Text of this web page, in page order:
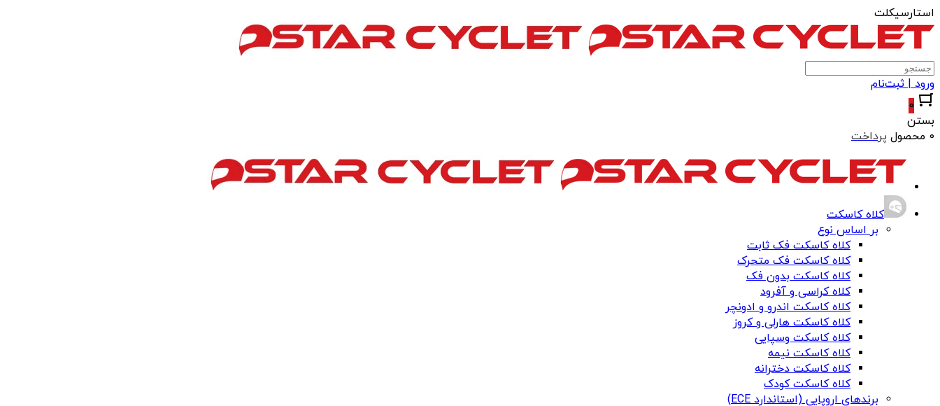
استارسیکلت
ورود | ثبت‌نام
0
بستن
0 محصول
پرداخت
کلاه کاسکت
بر اساس نوع
کلاه کاسکت فک ثابت
کلاه کاسکت فک متحرک
کلاه کاسکت بدون فک
کلاه کراسی و آفرود
کلاه کاسکت اندرو و ادونچر
کلاه کاسکت هارلی و کروز
کلاه کاسکت وسپایی
کلاه کاسکت نیمه
کلاه کاسکت دخترانه
کلاه کاسکت کودک
برندهای اروپایی (استاندارد ECE)